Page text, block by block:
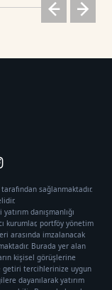
sağlanmaktadır.
danışmanlığı
kurumlar, portföy yönetim
arasında imzalanacak
Burada yer alan
kişisel görüşlerine
getiri tercihlerinize uygun
dayanılarak yatırım